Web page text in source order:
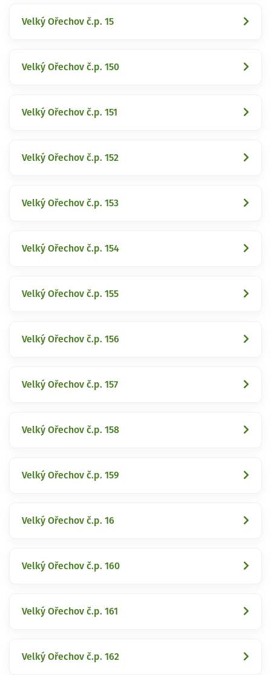
Velký Ořechov č.p. 15
Velký Ořechov č.p. 150
Velký Ořechov č.p. 151
Velký Ořechov č.p. 152
Velký Ořechov č.p. 153
Velký Ořechov č.p. 154
Velký Ořechov č.p. 155
Velký Ořechov č.p. 156
Velký Ořechov č.p. 157
Velký Ořechov č.p. 158
Velký Ořechov č.p. 159
Velký Ořechov č.p. 16
Velký Ořechov č.p. 160
Velký Ořechov č.p. 161
Velký Ořechov č.p. 162